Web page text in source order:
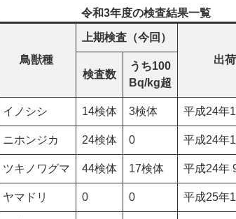
令和3年度の検査結果一覧
鳥獣種
上期検査（今回）
出
検査数
うち100
Bq/kg超
イノシシ 14検体 3検体 平成24年
ニホンジカ 24検体 0 平成24年
ツキノワグマ 44検体 17検体 平成24年
ヤマドリ 0 0 平成25年